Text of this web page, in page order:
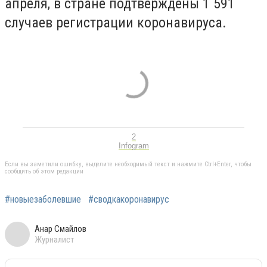
случаев регистрации коронавируса.
2
Infogram
Если вы заметили ошибку, выделите необходимый текст и нажмите Ctrl+Enter, чтобы
сообщить об этом редакции
#новыезаболевшие #сводкакоронавирус
Анар Смайлов
Журналист